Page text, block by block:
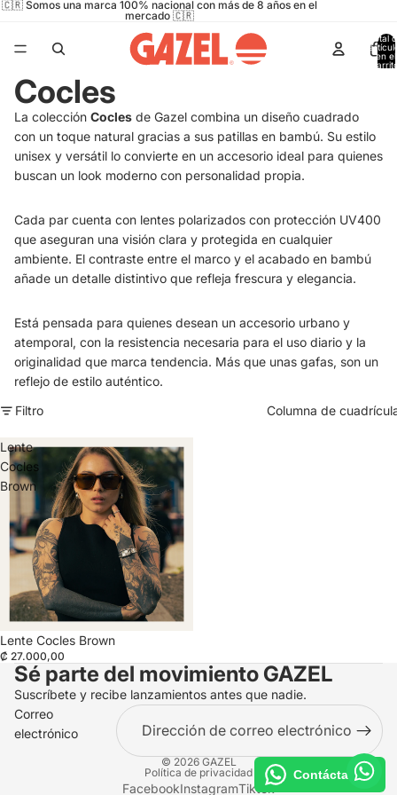
🇨🇷 Somos una marca 100% nacional con más de 8 años en el
mercado 🇨🇷
Total
en el
Cocles
La colección Cocles de Gazel combina un diseño cuadrado
con un toque natural gracias a sus patillas en bambú. Su estilo
unisex y versátil lo convierte en un accesorio ideal para quienes
buscan un look moderno con personalidad propia.
Cada par cuenta con lentes polarizados con protección UV400
que aseguran una visión clara y protegida en cualquier
ambiente. El contraste entre el marco y el acabado en bambú
añade un detalle distintivo que refleja frescura y elegancia.
Está pensada para quienes desean un accesorio urbano y
atemporal, con la resistencia necesaria para el uso diario y la
originalidad que marca tendencia. Más que unas gafas, son un
reflejo de estilo auténtico.
Filtro
Columna de
Lente
Cocles
Brown
Agotado
Lente Cocles Brown
₡ 27.000,00
Sé parte del movimiento GAZEL
Suscríbete y recibe lanzamientos antes que nadie.
Correo
electrónico
© 2026 GAZEL
Política de privacidad
FacebookInstagramTiktok
Contáctanos